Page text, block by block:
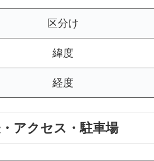
区分け
緯度
経度
アクセス・駐車場